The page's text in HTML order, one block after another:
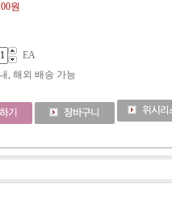
원
EA
, 해외 배송 가능